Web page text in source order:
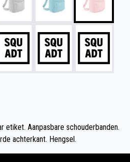
etiket. Aanpasbare schouderbanden.
achterkant. Hengsel.